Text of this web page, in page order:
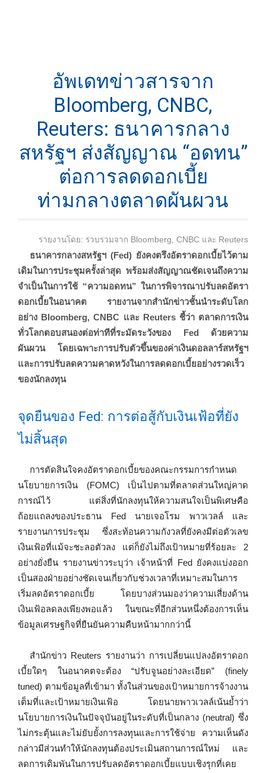
อัพเดทข่าวสารจาก
Bloomberg, CNBC,
Reuters: ธนาคารกลาง
สหรัฐฯ ส่งสัญญาณ “อดทน”
ต่อการลดดอกเบี้ย
ท่ามกลางตลาดผันผวน
รายงานโดย: รวบรวมจาก Bloomberg, CNBC และ Reuters
ธนาคารกลางสหรัฐฯ (Fed) ยังคงตรึงอัตราดอกเบี้ยไว้ตาม
เดิมในการประชุมครั้งล่าสุด พร้อมส่งสัญญาณชัดเจนถึงความ
จำเป็นในการใช้ “ความอดทน” ในการพิจารณาปรับลดอัตรา
ดอกเบี้ยในอนาคต รายงานจากสำนักข่าวชั้นนำระดับโลก
อย่าง Bloomberg, CNBC และ Reuters ชี้ว่า ตลาดการเงิน
ทั่วโลกตอบสนองต่อท่าทีที่ระมัดระวังของ Fed ด้วยความ
ผันผวน โดยเฉพาะการปรับตัวขึ้นของค่าเงินดอลลาร์สหรัฐฯ
และการปรับลดความคาดหวังในการลดดอกเบี้ยอย่างรวดเร็ว
ของนักลงทุน
จุดยืนของ Fed: การต่อสู้กับเงินเฟ้อที่ยัง
ไม่สิ้นสุด
การตัดสินใจคงอัตราดอกเบี้ยของคณะกรรมการกำหนด
นโยบายการเงิน (FOMC) เป็นไปตามที่ตลาดส่วนใหญ่คาด
การณ์ไว้ แต่สิ่งที่นักลงทุนให้ความสนใจเป็นพิเศษคือ
ถ้อยแถลงของประธาน Fed นายเจอโรม พาวเวลล์ และ
รายงานการประชุม ซึ่งสะท้อนความกังวลที่ยังคงมีต่อตัวเลข
เงินเฟ้อที่แม้จะชะลอตัวลง แต่ก็ยังไม่ถึงเป้าหมายที่ร้อยละ 2
อย่างยั่งยืน รายงานข่าวระบุว่า เจ้าหน้าที่ Fed ยังคงแบ่งออก
เป็นสองฝ่ายอย่างชัดเจนเกี่ยวกับช่วงเวลาที่เหมาะสมในการ
เริ่มลดอัตราดอกเบี้ย โดยบางส่วนมองว่าความเสี่ยงด้าน
เงินเฟ้อลดลงเพียงพอแล้ว ในขณะที่อีกส่วนหนึ่งต้องการเห็น
ข้อมูลเศรษฐกิจที่ยืนยันความคืบหน้ามากกว่านี้
สำนักข่าว Reuters รายงานว่า การเปลี่ยนแปลงอัตราดอก
เบี้ยใดๆ ในอนาคตจะต้อง “ปรับจูนอย่างละเอียด” (finely
tuned) ตามข้อมูลที่เข้ามา ทั้งในส่วนของเป้าหมายการจ้างงาน
เต็มที่และเป้าหมายเงินเฟ้อ โดยนายพาวเวลล์เน้นย้ำว่า
นโยบายการเงินในปัจจุบันอยู่ในระดับที่เป็นกลาง (neutral) ซึ่ง
ไม่กระตุ้นและไม่ยับยั้งการลงทุนและการใช้จ่าย ความเห็นดัง
กล่าวมีส่วนทำให้นักลงทุนต้องประเมินสถานการณ์ใหม่ และ
ลดการเดิมพันในการปรับลดอัตราดอกเบี้ยแบบเชิงรุกที่เคย